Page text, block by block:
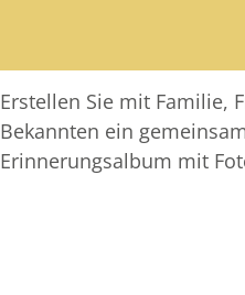
Erstellen Sie mit Familie,
Bekannten ein
Erinnerungsalbum mit